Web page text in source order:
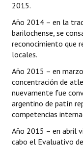
2015.
Año 2014 – en la
barilochense, se
reconocimiento que
locales.
Año 2015 – en
concentración de
nuevamente fue
argentino de patín
competencias
Año 2015 – en abril
cabo el Evaluativo